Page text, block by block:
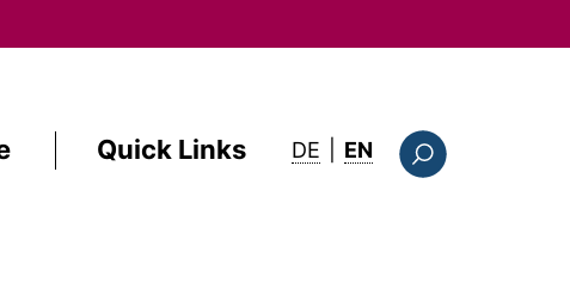
Quick Links DE: this page in English
EN